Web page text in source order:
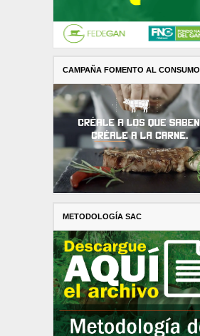
CAMPAÑA FOMENTO AL
METODOLOGÍA SAC